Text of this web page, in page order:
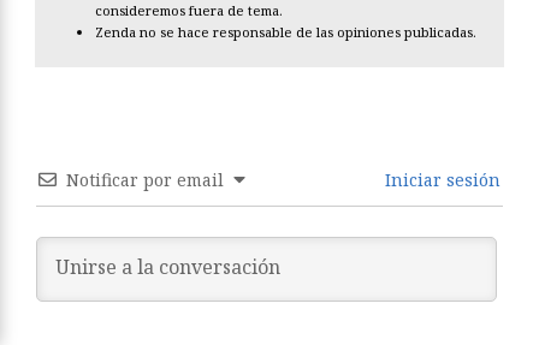
consideremos fuera de tema.
Zenda no se hace responsable de las opiniones publicadas.
Notificar por email Iniciar sesión